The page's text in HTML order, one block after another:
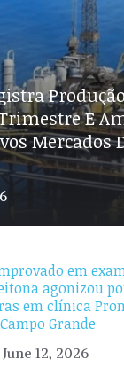
E
Mercados
em
agonizou
em clínica
Grande
June 12, 2026